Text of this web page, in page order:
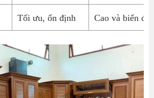
Tối ưu, ổn định Cao và biến